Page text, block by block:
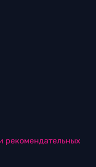
рекомендательных